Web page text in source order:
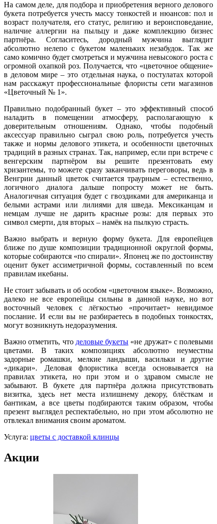
На самом деле, для подбора и приобретения верного делового
букета потребуется учесть массу тонкостей и нюансов: пол и
возраст получателя, его статус, религию и вероисповедание,
наличие аллергии на пыльцу и даже комплекцию бизнес
партнёра. Согласитесь, дородный мужчина выглядит
абсолютно нелепо с букетом маленьких незабудок. Так же
само комично будет смотреться и мужчина невысокого роста с
огромной охапкой роз. Получается, что «цветочное общение»
в деловом мире – это отдельная наука, о постулатах которой
нам расскажут профессиональные флористы сети магазинов
«Цветочный № 1».
Правильно подобранный букет – это эффективный способ
наладить в помещении атмосферу, располагающую к
доверительным отношениям. Однако, чтобы подобный
аксессуар правильно сыграл свою роль, потребуется учесть
также и нормы делового этикета, и особенности цветочных
традиций в разных странах. Так, например, если при встрече с
венгерским партнёром вы решите презентовать ему
хризантемы, то можете сразу заканчивать переговоры, ведь в
Венгрии данный цветок считается траурным – естественно,
логичного диалога дальше попросту может не быть.
Аналогичная ситуация будет с гвоздиками для американца и
белыми астрами или лилиями для шведа. Мексиканцам и
немцам лучше не дарить красные розы: для первых это
символ смерти, для вторых – намёк на пылкую страсть.
Важно выбрать и верную форму букета. Для европейцев
ближе по душе композиции традиционной округлой формы,
которые собираются «по спирали». Японец же по достоинству
оценит букет ассиметричной формы, составленный по всем
правилам икебаны.
Не стоит забывать и об особом «цветочном языке». Возможно,
далеко не все европейцы сильны в данной науке, но вот
восточный человек с лёгкостью «прочитает» невидимое
послание. И если вы не разбираетесь в подобных тонкостях,
могут возникнуть недоразумения.
Важно отметить, что деловые букеты «не дружат» с полевыми
цветами. В таких композициях абсолютно неуместны
задорные ромашки, мелкие ландыши, васильки и другие
«дикари». Деловая флористика всегда основывается на
правилах этикета, но при этом и о здравом смысле не
забывают. В букете для партнёра должна присутствовать
визитка, здесь нет места излишнему декору, блёсткам и
бантикам, а все цветы подбираются таким образом, чтобы
презент выглядел респектабельно, но при этом абсолютно не
отвлекал внимания своим ароматом.
Услуга: цветы с доставкой клинцы
Акции